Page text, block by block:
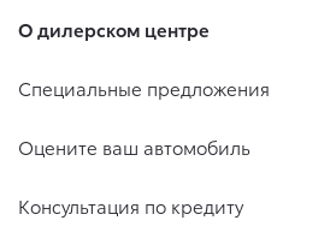
О дилерском центре
Специальные предложения
Оцените ваш автомобиль
Консультация по кредиту